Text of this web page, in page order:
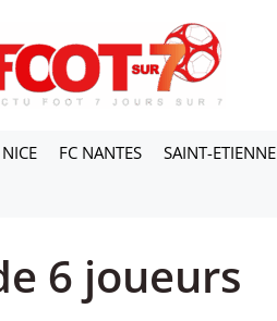
NICE FC NANTES SAINT-ETIENNE
6 joueurs